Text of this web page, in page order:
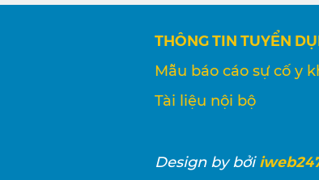
THÔNG TIN TUYỂN
Mẫu báo cáo sự cố y
Tài liệu nội bộ
Designby bởi